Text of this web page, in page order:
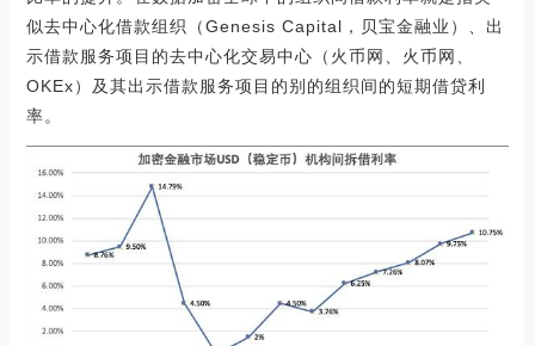
似去中心化借款组织（Genesis Capital，贝宝金融业）、出
示借款服务项目的去中心化交易中心（火币网、火币网、
OKEx）及其出示借款服务项目的别的组织间的短期借贷利
率。